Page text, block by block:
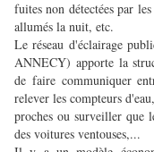
fuites non détectées par
allumés la nuit, etc.
Le réseau d'éclairage
ANNECY) apporte la
de faire communiquer
relever les compteurs
proches ou surveiller que
des voitures ventouses,...